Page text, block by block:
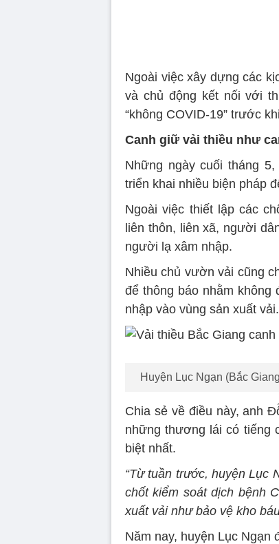
Ngoài việc xây dựng các
và chủ động kết nối với
“không COVID-19” trước
Canh giữ vải thiều như
Những ngày cuối tháng
triển khai nhiều biện pháp
Ngoài việc thiết lập các
liên thôn, liên xã, người
người lạ xâm nhập.
Nhiều chủ vườn vải cũng
để thông báo nhằm không
nhập vào vùng sản xuất vải.
Huyện Lục Ngạn (Bắc
Chia sẻ về điều này, anh
những thương lái có tiếng
biệt nhất.
“Từ tuần trước, huyện Lục
chốt kiểm soát dịch bệnh
xuất vải như bảo vệ kho
Năm nay, huyện Lục